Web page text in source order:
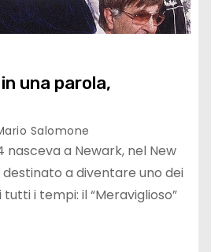
una parola,
Salomone
nasceva a Newark, nel New
a diventare uno dei
i tempi: il “Meraviglioso”